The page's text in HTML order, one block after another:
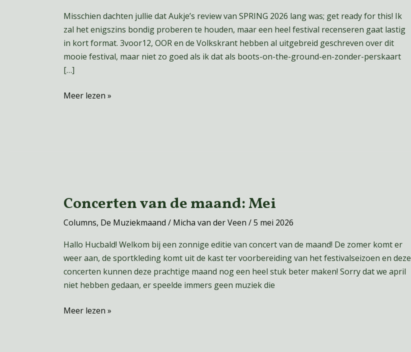
Misschien dachten jullie dat Aukje’s review van SPRING 2026 lang was; get ready for this! Ik
zal het enigszins bondig proberen te houden, maar een heel festival recenseren gaat lastig
in kort format. 3voor12, OOR en de Volkskrant hebben al uitgebreid geschreven over dit
mooie festival, maar niet zo goed als ik dat als boots-on-the-ground-en-zonder-perskaart
[…]
Kept
Secret
2026
Meer lezen »
Concerten van de maand: Mei
Columns, De Muziekmaand / Micha van der Veen /5 mei 2026
Hallo Hucbald! Welkom bij een zonnige editie van concert van de maand! De zomer komt er
weer aan, de sportkleding komt uit de kast ter voorbereiding van het festivalseizoen en deze
concerten kunnen deze prachtige maand nog een heel stuk beter maken! Sorry dat we april
niet hebben gedaan, er speelde immers geen muziek die
Concerten
de
maand:
Mei
Meer lezen »